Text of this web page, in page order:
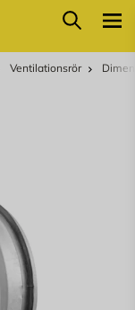
Sök
Ventilationsrör